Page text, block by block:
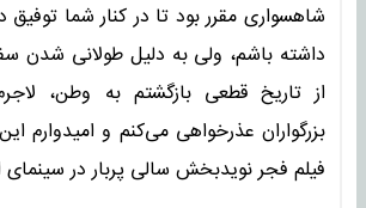
شاهسواری مقرر بود تا در کنار شما توفیق
داشته باشم، ولی به دلیل طولانی شدن
از تاریخ قطعی بازگشتم به وطن،
بزرگواران عذرخواهی می‌کنم و امیدوارم
فیلم فجر نویدبخش سالی پربار در سینمای